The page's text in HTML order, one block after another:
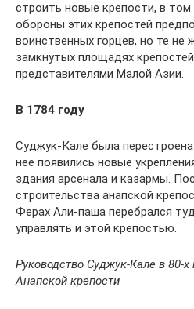
строить новые крепости, в том
обороны этих крепостей
воинственных горцев, но те не
замкнутых площадях
представителями Малой Азии.
В 1784 году
Суджук-Кале была
нее появились новые
здания арсенала и казармы.
строительства анапской
Ферах Али-паша перебрался
управлять и этой крепостью.
Руководство Суджук-Кале в 80-х
Анапской крепости